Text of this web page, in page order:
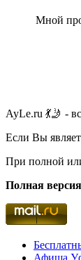
Мной
AyLe.ru 💃🤳 -
Если Вы
При полной
Полная версия
Афиша